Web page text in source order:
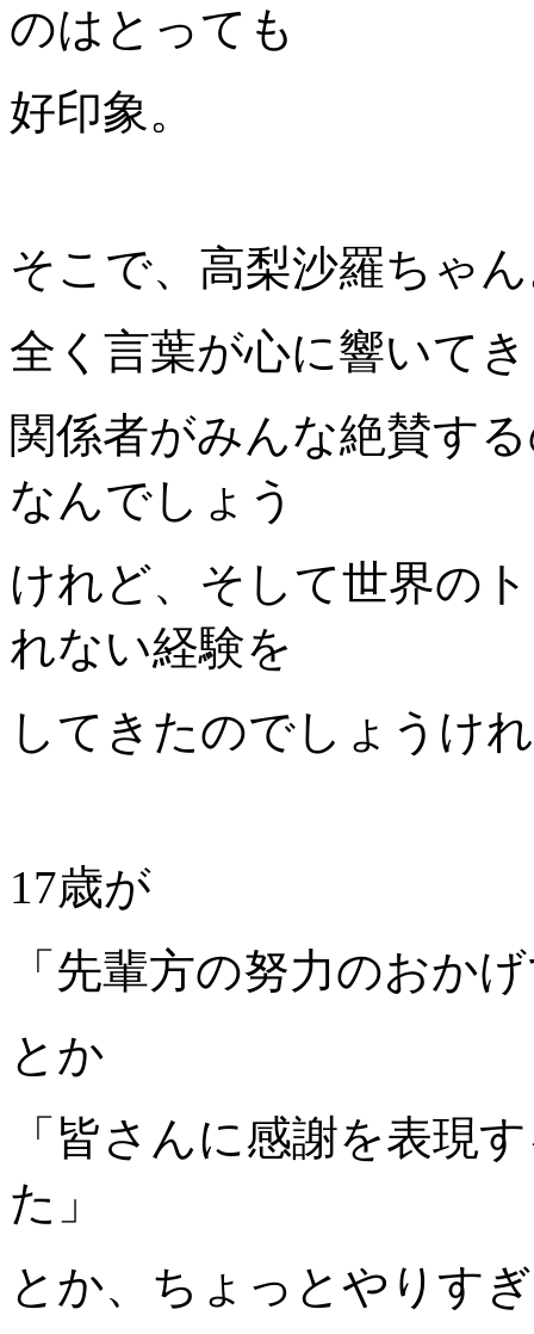
のはとっても
好印象。
そこで、高梨沙羅ちゃ
全く言葉が心に響いて
関係者がみんな絶賛す
なんでしょう
けれど、そして世界の
れない経験を
してきたのでしょうけ
17歳が
「先輩方の努力のおか
とか
「皆さんに感謝を表現
た」
とか、ちょっとやりす